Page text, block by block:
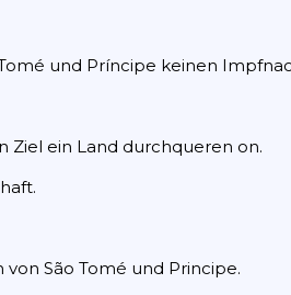
und Príncipe keinen
Ziel ein Land durchqueren on.
São Tomé und Principe.